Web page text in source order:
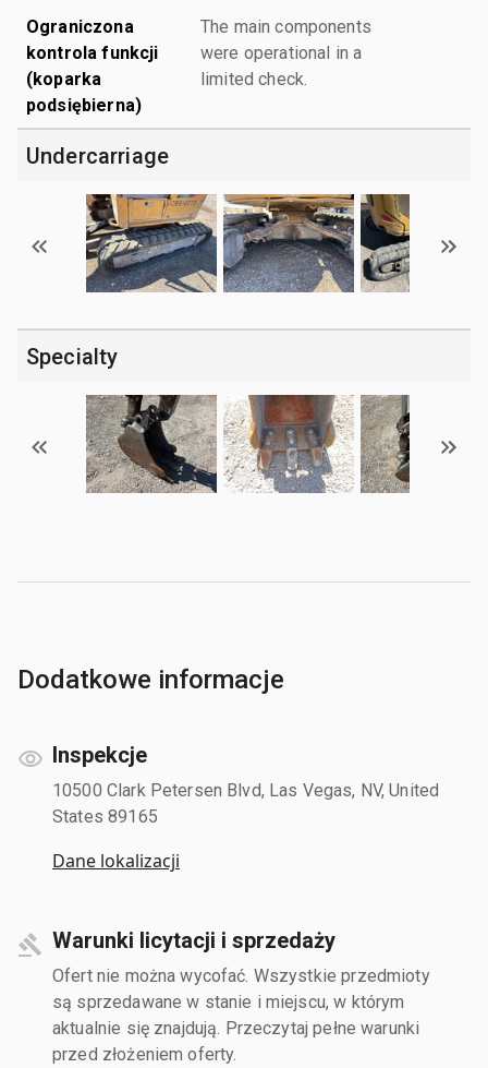
Ograniczona
kontrola funkcji
(koparka
podsiębierna)
The main components
were operational in a
limited check.
Undercarriage
Specialty
Dodatkowe informacje
Inspekcje
10500 Clark Petersen Blvd, Las Vegas, NV, United
States 89165
Dane lokalizacji
Warunki licytacji i sprzedaży
Ofert nie można wycofać. Wszystkie przedmioty
są sprzedawane w stanie i miejscu, w którym
aktualnie się znajdują. Przeczytaj pełne warunki
przed złożeniem oferty.